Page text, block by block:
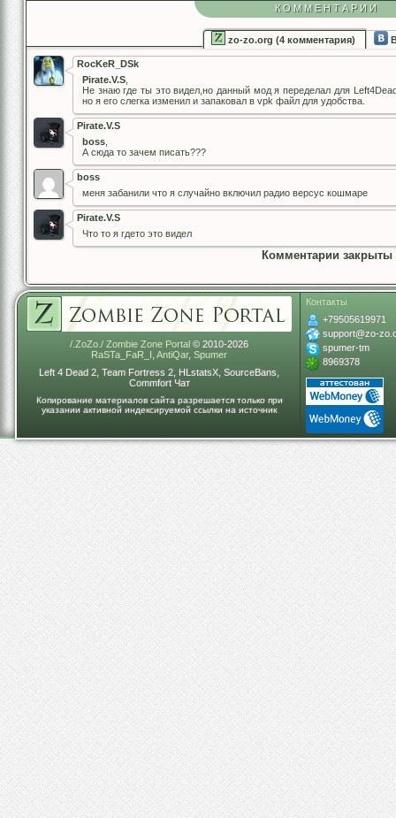
КОММЕНТАРИИ
zo-zo.org (4 комментария)
RocKeR_DSk
Pirate.V.S
Не знаю где ты это видел,но данный мод я переделал для
но я его слегка изменил и запаковал в vpk файл для удобства.
Pirate.V.S
boss
А сюда то зачем писать???
boss
меня забанили что я случайно включил радио версус кошмаре
Pirate.V.S
Что то я гдето это видел
Комментарии закрыты
/.ZoZo./ Zombie Zone Portal © 2010-2026
RaSTa_FaR_I AntiQar, Spumer
Left 4 Dead 2, Team Fortress 2, HLstatsX, SourceBans,
Commfort Чат
Копирование материалов сайта разрешается только при
указании активной индексируемой ссылки на источник
Контакты
+79505619971
support@zo-
spumer-tm
8969378